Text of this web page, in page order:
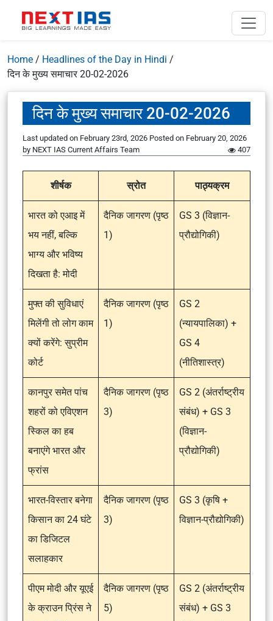
Home / Headlines of the Day in Hindi /
दिन के मुख्य समाचार 20-02-2026
दिन के मुख्य समाचार 20-02-2026
Last updated on February 23rd, 2026 Posted on February 20, 2026
by NEXT IAS Current Affairs Team 407
शीर्षक स्रोत पाठ्यक्रम
भारत को एआइ में
भय नहीं, बल्कि
भाग्य और भविष्य
दिखता है: मोदी
दैनिक जागरण (पृष्ठ
1)
GS 3 (विज्ञान-
प्रौद्योगिकी)
मुफ्त की सुविधाएं
मिलेंगी तो लोग काम
क्यों करेंगे: सुप्रीम
कोर्ट
दैनिक जागरण (पृष्ठ
1)
GS 2
(न्यायपालिका) +
GS 4
(नीतिशास्त्र)
कानपुर समेत पांच
शहरों को एविएशन
स्किल का हब
बनाएंगे भारत और
फ्रांस
दैनिक जागरण (पृष्ठ
3)
GS 2 (अंतर्राष्ट्रीय
संबंध) + GS 3
(विज्ञान-
प्रौद्योगिकी)
भारत-विस्तार बनेगा
किसान का 24 घंटे
का डिजिटल
सलाहकार
दैनिक जागरण (पृष्ठ
3)
GS 3 (कृषि +
विज्ञान-प्रौद्योगिकी)
पीएम मोदी और यूएई
के क्राउन प्रिंस ने
दैनिक जागरण (पृष्ठ
5)
GS 2 (अंतर्राष्ट्रीय
संबंध) + GS 3